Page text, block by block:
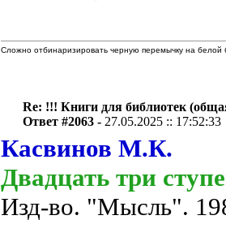
Сложно отбинаризировать черную перемычку на белой
Re: !!! Книги для библиотек
Ответ #2063 - 27.05.2025 :: 17:52:33
Касвинов М.К.
Двадцать три
Изд-во. "Мысль".